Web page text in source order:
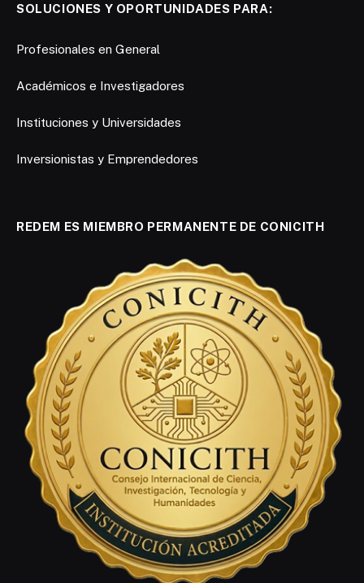
SOLUCIONES Y OPORTUNIDADES PARA:
Profesionales en General
Académicos e Investigadores
Instituciones y Universidades
Inversionistas y Emprendedores
REDEM ES MIEMBRO PERMANENTE DE CONICITH